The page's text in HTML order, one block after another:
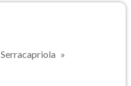
Serracapriola